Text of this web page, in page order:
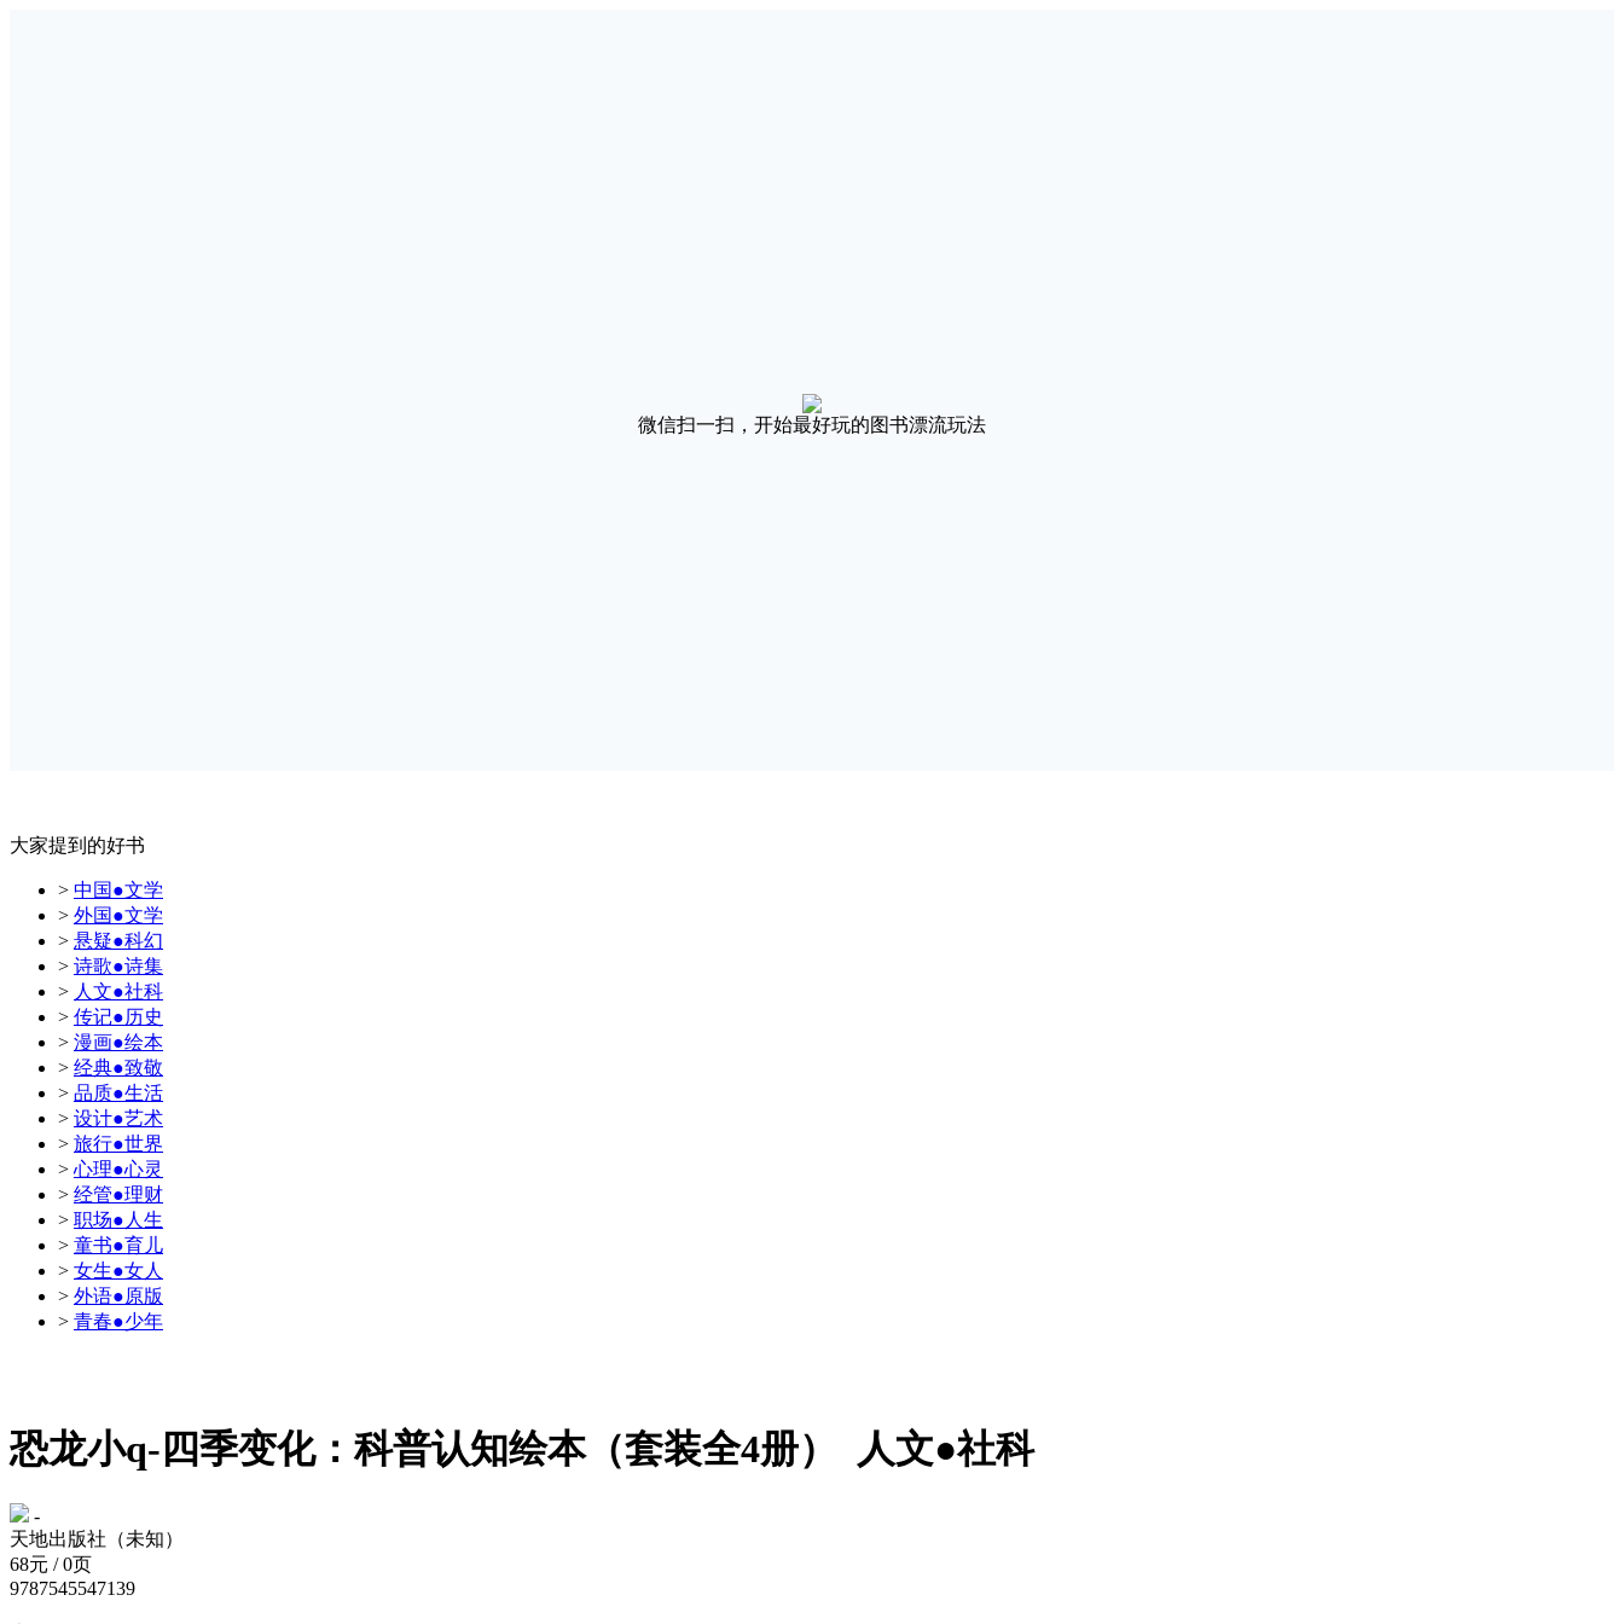
微信扫一扫，开始最好玩的图书漂流玩法
大家提到的好书
> 中国●文学
> 外国●文学
> 悬疑●科幻
> 诗歌●诗集
> 人文●社科
> 传记●历史
> 漫画●绘本
> 经典●致敬
> 品质●生活
> 设计●艺术
> 旅行●世界
> 心理●心灵
> 经管●理财
> 职场●人生
> 童书●育儿
> 女生●女人
> 外语●原版
> 青春●少年
恐龙小q-四季变化：科普认知绘本（套装全4册） 人文●社科
-
天地出版社（未知）
68元 / 0页
9787545547139